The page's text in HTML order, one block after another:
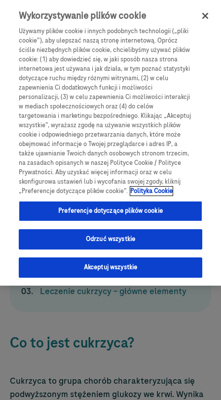
Skip navigation Menu
Ścieżka nawigacyjna
Blog
Cukrzyca – podstawowe
informacje
Zapoznaj się z artykułem, aby zdobyć niezbędną
wiedzę na temat cukrzycy i prowadzenia zdrowego
trybu życia!
Spis treści
Co to jest cukrzyca?
Jeżeli rozpoznano u Ciebie cukrzycę
Leczenie cukrzycy – główne elementy
Co to jest cukrzyca?
Cukrzyca to grupa chorób charakteryzująca się
podwyższonym stężeniem glukozy we krwi. Wynika
Wykorzystywanie plików cookie
Używamy plików cookie i innych podobnych technologii („pliki
cookie”), aby ulepszać naszą stronę internetową. Oprócz
ściśle niezbędnych plików cookie, chcielibyśmy używać plików
cookie: (1) aby dowiedzieć się, w jaki sposób nasza strona
internetowa jest używana i jak działa, w tym poznać statystyki
dotyczące ruchu między róznymi witrynami, (2) w celu
zapewnienia Ci dodatkowych funkcji i możliwości
personalizacji, (3) w celu zapewnienia Ci możliwości interakcji
w mediach społecznościowych oraz (4) do celów
targetowania i marketingu bezpośredniego. Klikając „Akceptuj
wszystkie”, wyrażasz zgodę na używanie wszystkich plików
cookie i odpowiedniego przetwarzania danych, które może
obejmować informacje o Twojej przeglądarce i adres IP, a
także ujawnianie Twoich danych osobowych stronom trzecim,
na zasadach opisanych w naszej Polityce Cookie / Polityce
Prywatności. Aby uzyskać więcej informacji oraz w celu
skonfigurowa ustawień lub i wycofania swojej zgody, kliknij
„Preferencje dotyczące plików cookie”. Polityka Cookie
Preferencje dotyczące plików cookie
Odrzuć wszystkie
Akceptuj wszystkie